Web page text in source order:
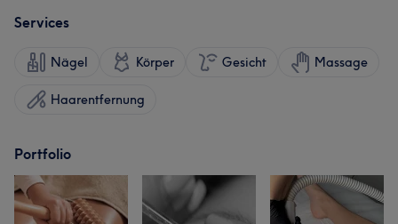
Services
Nägel Körper Gesicht Massage
Haarentfernung
Portfolio